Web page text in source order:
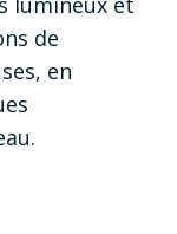
de
en